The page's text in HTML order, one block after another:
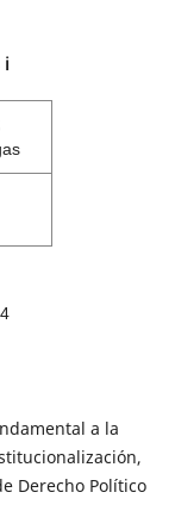
ℹ️
a la
Derecho Político